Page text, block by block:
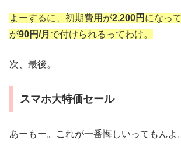
よーするに、初期費用が2,200円 になっ
が90円/月 で付けられるってわけ。
次、最後。
スマホ大特価セール
あーもー。これが一番悔しいってもんよ